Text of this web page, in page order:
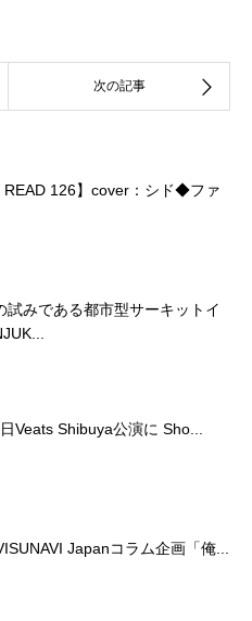
READ 126】cover：シド◆ファ
試みである都市型サーキットイ
Veats Shibuya公演に Sho...
Japanコラム企画「俺...